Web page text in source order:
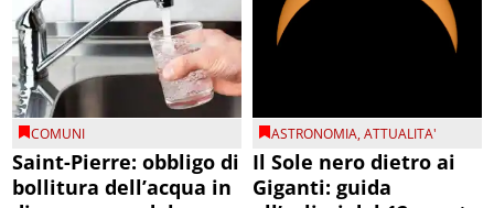
COMUNI
Saint-Pierre: obbligo di
bollitura dell’acqua in
ASTRONOMIA,ATTUALITA'
Il Sole nero dietro ai
Giganti: guida